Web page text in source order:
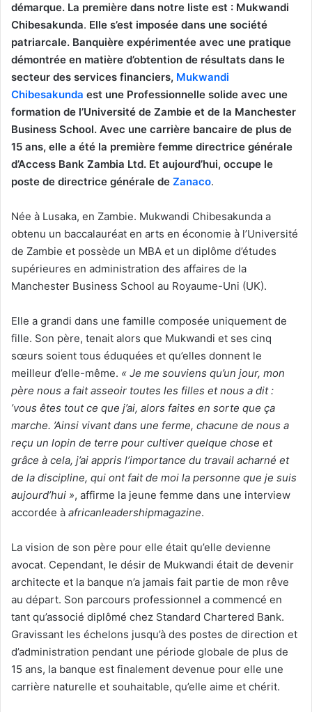
démarque. La première dans notre liste est : Mukwandi
Chibesakunda. Elle s’est imposée dans une société
patriarcale. Banquière expérimentée avec une pratique
démontrée en matière d’obtention de résultats dans le
secteur des services financiers, Mukwandi
Chibesakunda est une Professionnelle solide avec une
formation de l’Université de Zambie et de la Manchester
Business School. Avec une carrière bancaire de plus de
15 ans, elle a été la première femme directrice générale
d’Access Bank Zambia Ltd. Et aujourd’hui, occupe le
poste de directrice générale de Zanaco.
Née à Lusaka, en Zambie. Mukwandi Chibesakunda a
obtenu un baccalauréat en arts en économie à l’Université
de Zambie et possède un MBA et un diplôme d’études
supérieures en administration des affaires de la
Manchester Business School au Royaume-Uni (UK).
Elle a grandi dans une famille composée uniquement de
fille. Son père, tenait alors que Mukwandi et ses cinq
sœurs soient tous éduquées et qu’elles donnent le
meilleur d’elle-même. « Je me souviens qu’un jour, mon
père nous a fait asseoir toutes les filles et nous a dit :
’vous êtes tout ce que j’ai, alors faites en sorte que ça
marche. ’Ainsi vivant dans une ferme, chacune de nous a
reçu un lopin de terre pour cultiver quelque chose et
grâce à cela, j’ai appris l’importance du travail acharné et
de la discipline, qui ont fait de moi la personne que je suis
aujourd’hui », affirme la jeune femme dans une interview
accordée à africanleadershipmagazine.
La vision de son père pour elle était qu’elle devienne
avocat. Cependant, le désir de Mukwandi était de devenir
architecte et la banque n’a jamais fait partie de mon rêve
au départ. Son parcours professionnel a commencé en
tant qu’associé diplômé chez Standard Chartered Bank.
Gravissant les échelons jusqu’à des postes de direction et
d’administration pendant une période globale de plus de
15 ans, la banque est finalement devenue pour elle une
carrière naturelle et souhaitable, qu’elle aime et chérit.